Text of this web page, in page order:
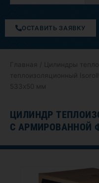
ОСТАВИТЬ ЗАЯВКУ
Главная Цилиндры
теплоизоляционный
533х50 мм
ЦИЛИНДР
С АРМИРОВАННОЙ